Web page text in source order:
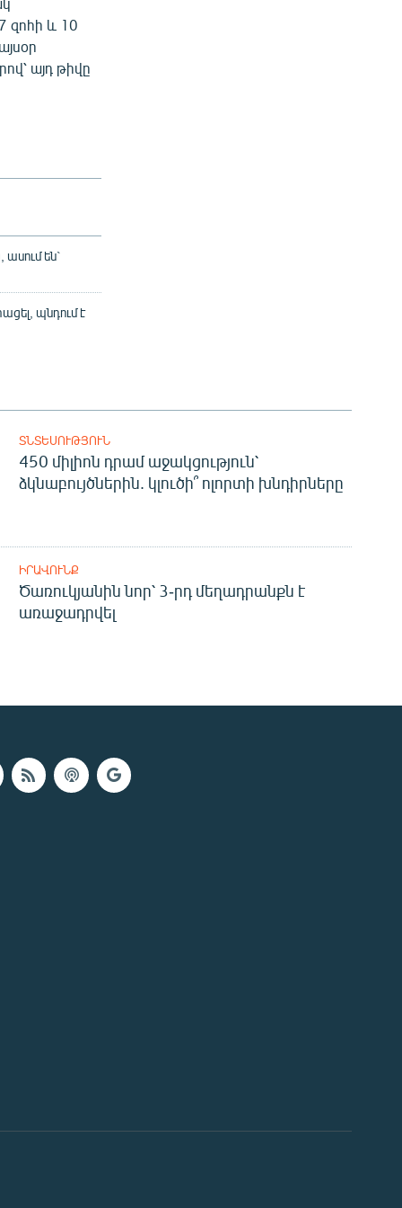
զոհի և 10
այդ թիվը
են`
պնդում է
ՏՆՏԵՍՈՒԹՅՈՒՆ
450 միլիոն դրամ աջակցություն՝
ձկնաբույծներին. կլուծի՞ ոլորտի խնդիրները
ԻՐԱՎՈՒՆՔ
Ծառուկյանին նոր՝ 3-րդ մեղադրանքն է
առաջադրվել